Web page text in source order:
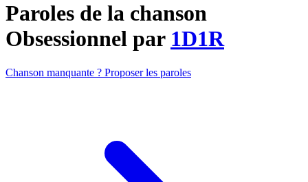
Paroles de la chanson
Obsessionnel par 1D1R
Chanson manquante ? Proposer les paroles